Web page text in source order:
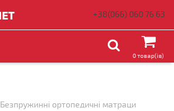
+38(066) 060 76 63
0 товар(ів)
Безпружинні ортопедичні матраци